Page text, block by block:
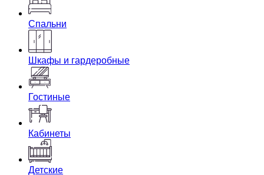
Спальни
Шкафы и гардеробные
Гостиные
Кабинеты
Детские